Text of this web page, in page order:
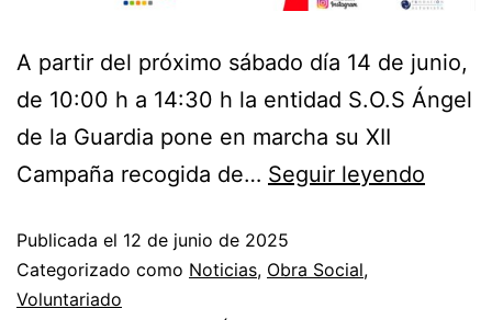
A partir del próximo sábado día 14 de junio,
de 10:00 h a 14:30 h la entidad S.O.S Ángel
de la Guardia pone en marcha su XII
Campaña recogida de… Seguir leyendo
Publicada el 12 de junio de 2025
Categorizado como Noticias, Obra Social,
Voluntariado